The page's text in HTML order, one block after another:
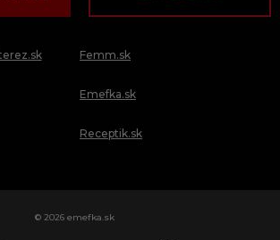
Femm.sk
Emefka.sk
Receptik.sk
© 2026 emefka.sk